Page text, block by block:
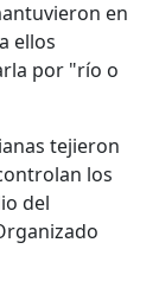
en
ellos
por "río o
tejieron
los
del